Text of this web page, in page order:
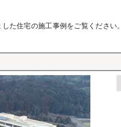
た住宅の施工事例をご覧ください。